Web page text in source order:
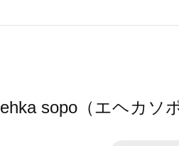
ehka sopo（エヘカソ